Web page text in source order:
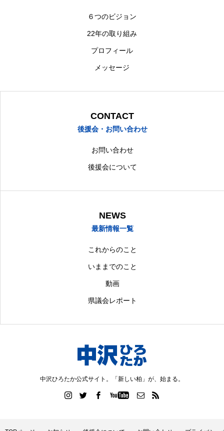
中沢ひろたか事務所への問い合わせ
６つのビジョン
22年の取り組み
プロフィール
メッセージ
CONTACT
後援会・お問い合わせ
お問い合わせ
後援会について
NEWS
最新情報一覧
これからのこと
いままでのこと
動画
県議会レポート
中沢ひろたか公式サイト。「新しい柏」が、始まる。